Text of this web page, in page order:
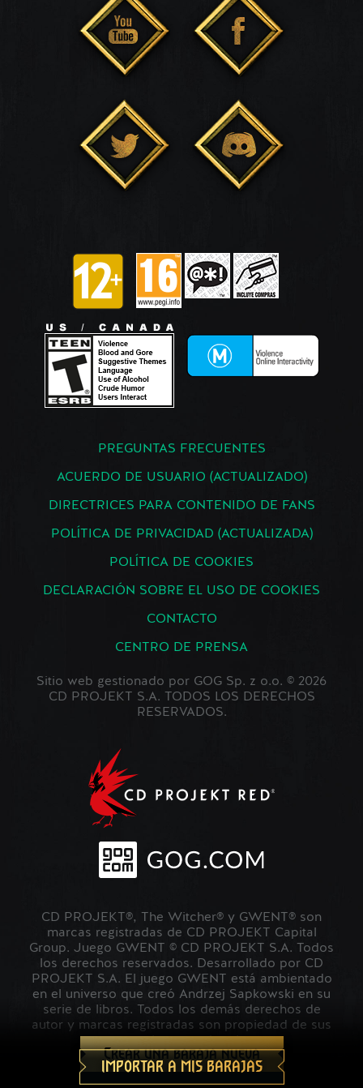
Crear una baraja nueva
IMPORTAR A MIS BARAJAS
PREGUNTAS FRECUENTES
ACUERDO DE USUARIO (ACTUALIZADO)
DIRECTRICES PARA CONTENIDO DE FANS
POLÍTICA DE PRIVACIDAD (ACTUALIZADA)
POLÍTICA DE COOKIES
DECLARACIÓN SOBRE EL USO DE COOKIES
CONTACTO
CENTRO DE PRENSA
Sitio web gestionado por GOG Sp. z o.o. © 2026
CD PROJEKT S.A. TODOS LOS DERECHOS
RESERVADOS.
CD PROJEKT®, The Witcher® y GWENT® son
marcas registradas de CD PROJEKT Capital
Group. Juego GWENT © CD PROJEKT S.A. Todos
los derechos reservados. Desarrollado por CD
PROJEKT S.A. El juego GWENT está ambientado
en el universo que creó Andrzej Sapkowski en su
serie de libros. Todos los demás derechos de
autor y marcas registradas son propiedad de sus
respectivos propietarios.